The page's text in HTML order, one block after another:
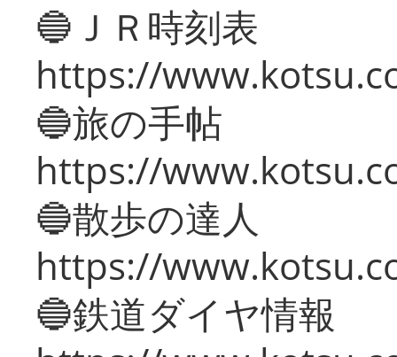
🔵ＪＲ時刻表
https://
🔵旅の手帖
https://
🔵散歩の達人
https://
🔵鉄道ダイヤ情報